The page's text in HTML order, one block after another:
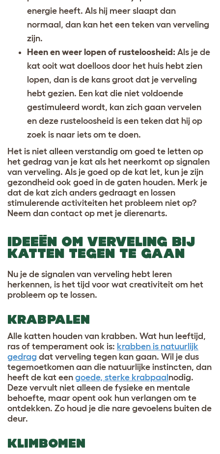
energie heeft. Als hij meer slaapt dan
normaal, dan kan het een teken van verveling
zijn.
Heen en weer lopen of rusteloosheid: Als je de
kat ooit wat doelloos door het huis hebt zien
lopen, dan is de kans groot dat je verveling
hebt gezien. Een kat die niet voldoende
gestimuleerd wordt, kan zich gaan vervelen
en deze rusteloosheid is een teken dat hij op
zoek is naar iets om te doen.
Het is niet alleen verstandig om goed te letten op
het gedrag van je kat als het neerkomt op signalen
van verveling. Als je goed op de kat let, kun je zijn
gezondheid ook goed in de gaten houden. Merk je
dat de kat zich anders gedraagt en lossen
stimulerende activiteiten het probleem niet op?
Neem dan contact op met je dierenarts.
IDEEËN OM VERVELING BIJ
KATTEN TEGEN TE GAAN
Nu je de signalen van verveling hebt leren
herkennen, is het tijd voor wat creativiteit om het
probleem op te lossen.
KRABPALEN
Alle katten houden van krabben. Wat hun leeftijd,
ras of temperament ook is: krabben is natuurlijk
gedrag dat verveling tegen kan gaan. Wil je dus
tegemoetkomen aan die natuurlijke instincten, dan
heeft de kat een goede, sterke krabpaalnodig.
Deze vervult niet alleen de fysieke en mentale
behoefte, maar opent ook hun verlangen om te
ontdekken. Zo houd je die nare gevoelens buiten de
deur.
KLIMBOMEN